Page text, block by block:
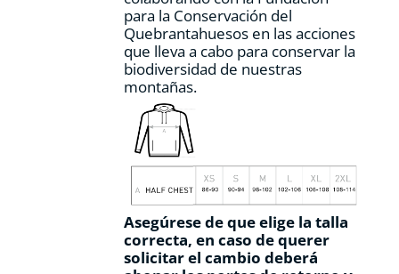
para la Conservación del
Quebrantahuesos en las acciones
que lleva a cabo para conservar la
biodiversidad de nuestras
montañas.
Asegúrese de que elige la talla
correcta, en caso de querer
solicitar el cambio deberá